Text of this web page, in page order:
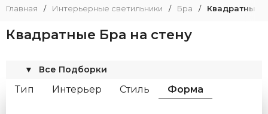
Главная / Интерьерные светильники / Бра / Квадратные
Квадратные Бра на стену
Все Подборки
▼
Тип Интерьер Стиль
Форма